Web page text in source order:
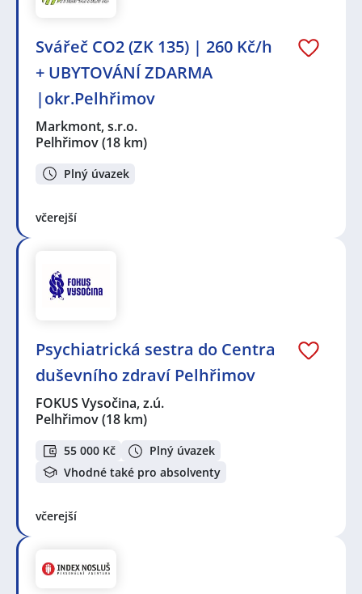
Svářeč CO2 (ZK 135) | 260 Kč/h
+ UBYTOVÁNÍ ZDARMA
|okr.Pelhřimov
Markmont, s.r.o.
Pelhřimov(18 km)
Plný úvazek
včerejší
Psychiatrická sestra do Centra
duševního zdraví Pelhřimov
FOKUS Vysočina, z.ú.
Pelhřimov(18 km)
55 000 Kč
Plný úvazek
Vhodné také pro absolventy
včerejší